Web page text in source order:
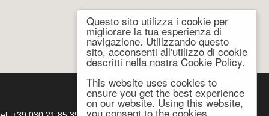
Questo sito utilizza i cookie per
migliorare la tua esperienza di
navigazione. Utilizzando questo
sito, acconsenti all'utilizzo di cookie
descritti nella nostra Cookie Policy.
This website uses cookies to
ensure you get the best experience
on our website. Using this website,
you consent to the cookies